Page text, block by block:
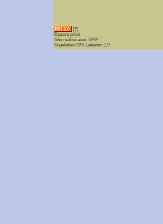
[?]
Espace privé
Site réalisé avec SPIP
Squelettes GPL Lebanon 1.9